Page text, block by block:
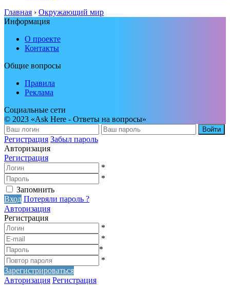
Главная › Окружающий мир
Информация
О проекте
Контакты
Общие вопросы
Правила
Реклама
Социальные сети
© 2023 «Ask Here - Ответы на вопросы»
Войти
Регистрация Забыл пароль
Авторизация
Регистрация
*
*
Запомнить
Вход Потеряли пароль ?
Авторизация
Регистрация
*
*
*
*
Зарегистрироваться
Авторизация Регистрация